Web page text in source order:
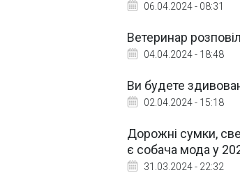
06.04.2024 - 08:31
Ветеринар
04.04.2024 - 18:48
Ви будете
02.04.2024 - 15:18
Дорожні сумки,
є собача мода у
31.03.2024 - 22:32